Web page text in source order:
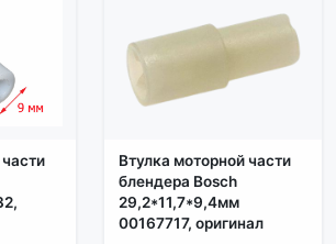
Втулка моторной части
блендера Bosch
29,2*11,7*9,4мм
00167717, оригинал